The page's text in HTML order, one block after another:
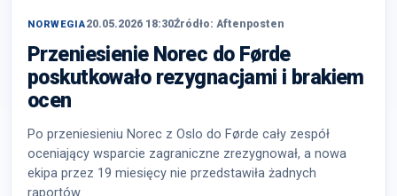
NORWEGIA20.05.2026 18:30Źródło: Aftenposten
Przeniesienie Norec do Førde
poskutkowało rezygnacjami i brakiem
ocen
Po przeniesieniu Norec z Oslo do Førde cały zespół
oceniający wsparcie zagraniczne zrezygnował, a nowa
ekipa przez 19 miesięcy nie przedstawiła żadnych
raportów.